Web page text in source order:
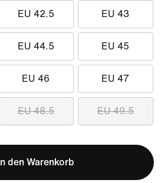
EU 42.5 EU 43
EU 44.5 EU 45
EU 46 EU 47
EU 48.5 EU 49.5
In den Warenkorb